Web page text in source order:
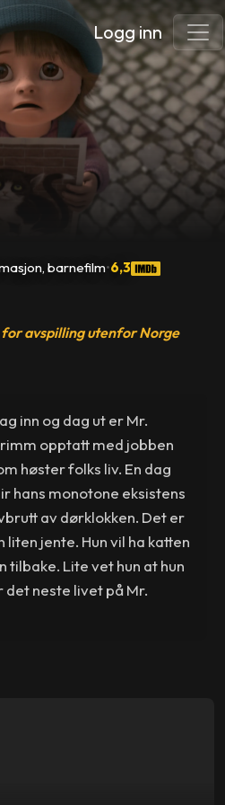
Logg inn
barnefilm•6,3
avspilling utenfor Norge
inn og dag ut er Mr.
opptatt med jobben
høster folks liv. En dag
hans monotone eksistens
av dørklokken. Det er
liten jente. Hun vil ha katten
tilbake. Lite vet hun at hun
det neste livet på Mr.